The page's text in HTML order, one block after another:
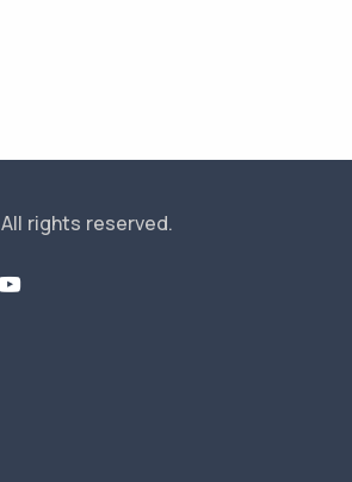
All rights reserved.